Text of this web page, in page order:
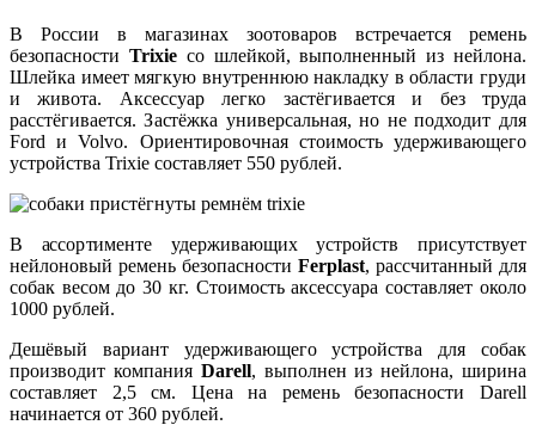
В России в магазинах зоотоваров встречается ремень
безопасности Trixieсо шлейкой, выполненный из нейлона.
Шлейка имеет мягкую внутреннюю накладку в области груди
и живота. Аксессуар легко застёгивается и без труда
расстёгивается. Застёжка универсальная, но не подходит для
Ford и Volvo. Ориентировочная стоимость удерживающего
устройства Trixie составляет 550 рублей.
В ассортименте удерживающих устройств присутствует
нейлоновый ремень безопасности Ferplast, рассчитанный для
собак весом до 30 кг. Стоимость аксессуара составляет около
1000 рублей.
Дешёвый вариант удерживающего устройства для собак
производит компания Darell, выполнен из нейлона, ширина
составляет 2,5 см. Цена на ремень безопасности Darell
начинается от 360 рублей.